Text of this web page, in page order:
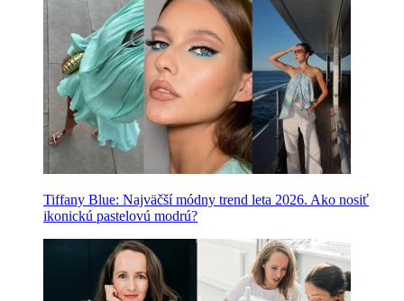
Tiffany Blue: Najväčší módny trend leta 2026. Ako nosiť
ikonickú pastelovú modrú?